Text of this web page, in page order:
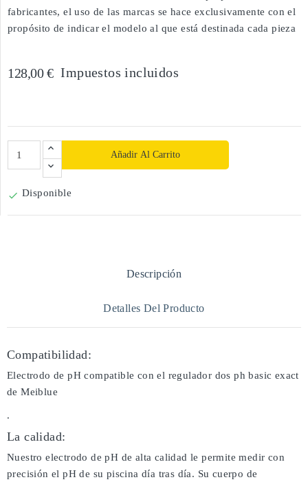
fabricantes, el uso de las marcas se hace exclusivamente con el
propósito de indicar el modelo al que está destinada cada pieza
128,00 € Impuestos incluidos
Añadir Al Carrito
 Disponible
Descripción
Detalles Del Producto
Compatibilidad:
Electrodo de pH compatible con el regulador dos ph basic exact
de Meiblue
.
La calidad:
Nuestro electrodo de pH de alta calidad le permite medir con
precisión el pH de su piscina día tras día. Su cuerpo de